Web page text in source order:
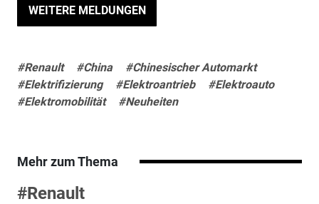
WEITERE MELDUNGEN
#Renault #China
#Chinesischer Automarkt
#Elektrifizierung
#Elektroantrieb
#Elektroauto
#Elektromobilität
#Neuheiten
Mehr zum Thema
#Renault